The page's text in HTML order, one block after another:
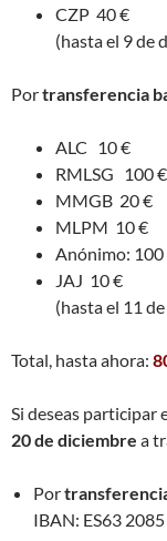
CZP 40 €
(hasta el 9 de
Portransferencia
ALC 10 €
RMLSG 100 €
MMGB 20 €
MLPM 10 €
Anónimo: 100
JAJ 10 €
(hasta el 11
Total, hasta ahora:
Si deseas participar
20 de diciembre a
Por
IBAN: ES63